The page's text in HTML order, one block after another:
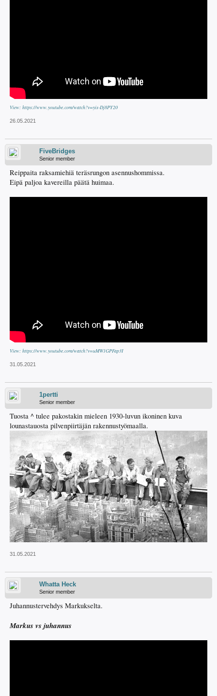
View: https://www.youtube.com/watch?v=yis-Dj8PY20
26.05.2021
FiveBridges
Senior member
Reippaita raksamiehiä teräsrungon asennushommissa.
Eipä paljoa kavereilla päätä huimaa.
View: https://www.youtube.com/watch?v=uMW1GPFap3I
31.05.2021
1pertti
Senior member
Tuosta ^ tulee pakostakin mieleen 1930-luvun ikoninen kuva
lounastauosta pilvenpiirtäjän rakennustyömaalla.
31.05.2021
Whatta Heck
Senior member
Juhannustervehdys Markukselta.
Markus vs juhannus